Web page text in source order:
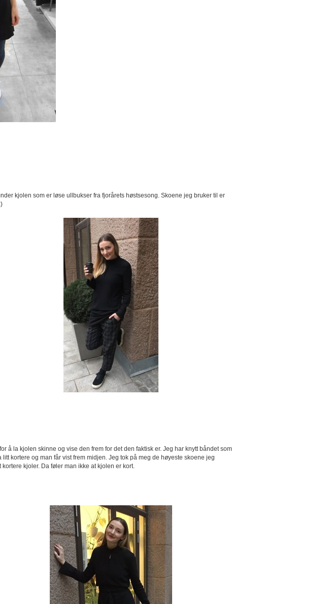
kjolen som er løse ullbukser fra fjorårets høstsesong. Skoene jeg bruker til er
å la kjolen skinne og vise den frem for det den faktisk er. Jeg har knytt båndet som
kortere og man får vist frem midjen. Jeg tok på meg de høyeste skoene jeg
kjoler. Da føler man ikke at kjolen er kort.